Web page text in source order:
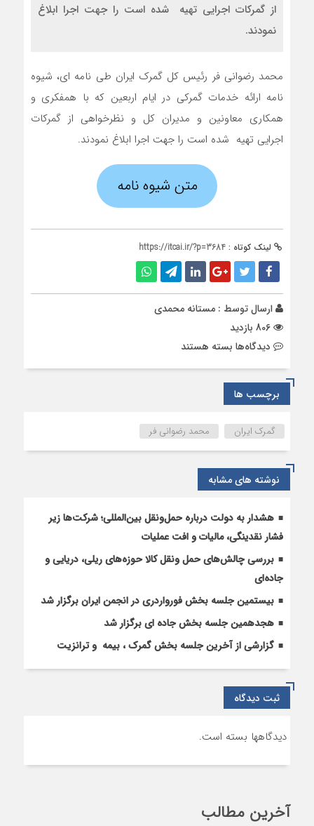
از گمرکات اجرایی تهیه شده است را جهت اجرا ابلاغ
نمودند.
محمد رضوانی فر رئیس کل گمرک ایران طی نامه ای، شیوه
نامه ارائه خدمات گمرکی در ایام اربعین که با همفکری و
همکاری معاونین و مدیران کل و نظرخواهی از گمرکات
اجرایی تهیه شده است را جهت اجرا ابلاغ نمودند.
متن شیوه نامه
لینک کوتاه : https://itcai.ir/?p=3684
ارسال توسط : مستانه محمدی
دیدگاه‌ها برای
خدمات
گمرکی
در
ایام
اربعین
بسته هستند
برچسب ها
گمرک ایران محمد رضوانی فر
نوشته های مشابه
هشدار به دولت درباره حمل‌ونقل بین‌المللی؛ شرکت‌ها زیر
فشار نقدینگی، مالیات و افت عملیات
بررسی چالش‌های حمل ونقل کالا حوزه‌های ریلی، دریایی و
جاده‌ای
بیستمین جلسه بخش فورواردری در انجمن ایران برگزار شد
هجدهمین جلسه بخش جاده ای برگزار شد
گزارشی از آخرین جلسه بخش گمرک ، بیمه و ترانزیت
ثبت دیدگاه
دیدگاهها بسته است.
آخرین مطالب